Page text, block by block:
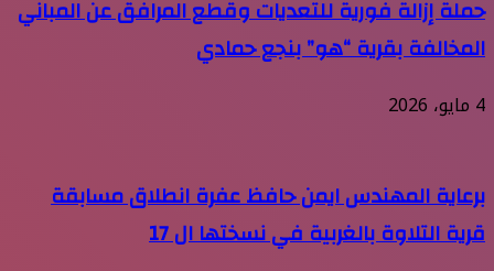
حملة إزالة فورية للتعديات وقطع المرافق عن المباني
المخالفة بقرية “هو” بنجع حمادي
4 مايو، 2026
برعاية المهندس ايمن حافظ عفرة انطلاق مسابقة
قرية التلاوة بالغربية في نسختها ال 17